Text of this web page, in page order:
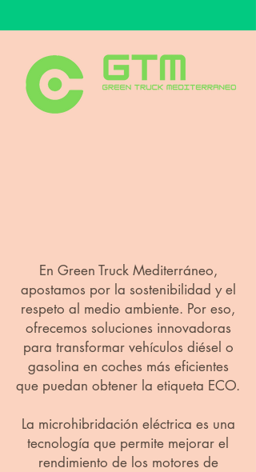
En Green Truck Mediterráneo,
apostamos por la sostenibilidad y el
respeto al medio ambiente. Por eso,
ofrecemos soluciones innovadoras
para transformar vehículos diésel o
gasolina en coches más eficientes
que puedan obtener la etiqueta ECO.
La microhibridación eléctrica es una
tecnología que permite mejorar el
rendimiento de los motores de